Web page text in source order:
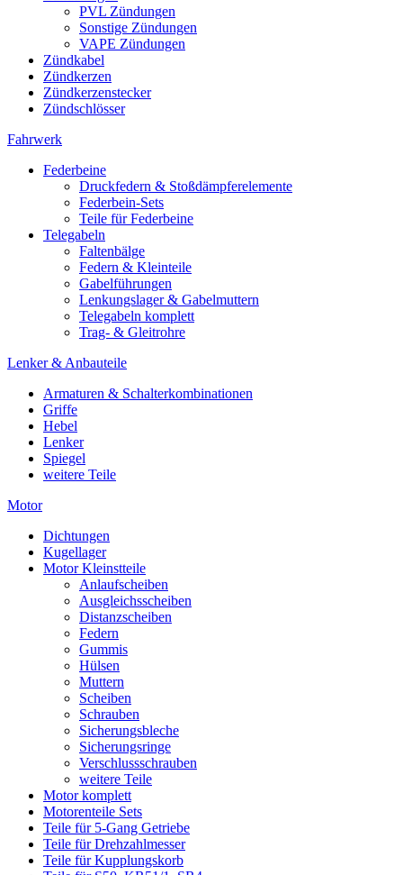
PVL Zündungen
Sonstige Zündungen
VAPE Zündungen
Zündkabel
Zündkerzen
Zündkerzenstecker
Zündschlösser
Fahrwerk
Federbeine
Druckfedern & Stoßdämpferelemente
Federbein-Sets
Teile für Federbeine
Telegabeln
Faltenbälge
Federn & Kleinteile
Gabelführungen
Lenkungslager & Gabelmuttern
Telegabeln komplett
Trag- & Gleitrohre
Lenker & Anbauteile
Armaturen & Schalterkombinationen
Griffe
Hebel
Lenker
Spiegel
weitere Teile
Motor
Dichtungen
Kugellager
Motor Kleinstteile
Anlaufscheiben
Ausgleichsscheiben
Distanzscheiben
Federn
Gummis
Hülsen
Muttern
Scheiben
Schrauben
Sicherungsbleche
Sicherungsringe
Verschlussschrauben
weitere Teile
Motor komplett
Motorenteile Sets
Teile für 5-Gang Getriebe
Teile für Drehzahlmesser
Teile für Kupplungskorb